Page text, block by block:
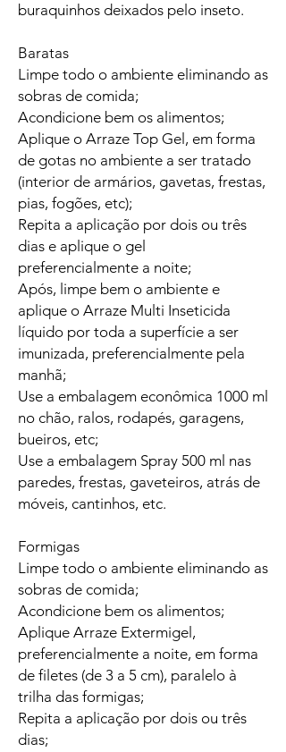
buraquinhos deixados pelo inseto.
Baratas
Limpe todo o ambiente eliminando as
sobras de comida;
Acondicione bem os alimentos;
Aplique o Arraze Top Gel, em forma
de gotas no ambiente a ser tratado
(interior de armários, gavetas, frestas,
pias, fogões, etc);
Repita a aplicação por dois ou três
dias e aplique o gel
preferencialmente a noite;
Após, limpe bem o ambiente e
aplique o Arraze Multi Inseticida
líquido por toda a superfície a ser
imunizada, preferencialmente pela
manhã;
Use a embalagem econômica 1000 ml
no chão, ralos, rodapés, garagens,
bueiros, etc;
Use a embalagem Spray 500 ml nas
paredes, frestas, gaveteiros, atrás de
móveis, cantinhos, etc.
Formigas
Limpe todo o ambiente eliminando as
sobras de comida;
Acondicione bem os alimentos;
Aplique Arraze Extermigel,
preferencialmente a noite, em forma
de filetes (de 3 a 5 cm), paralelo à
trilha das formigas;
Repita a aplicação por dois ou três
dias;